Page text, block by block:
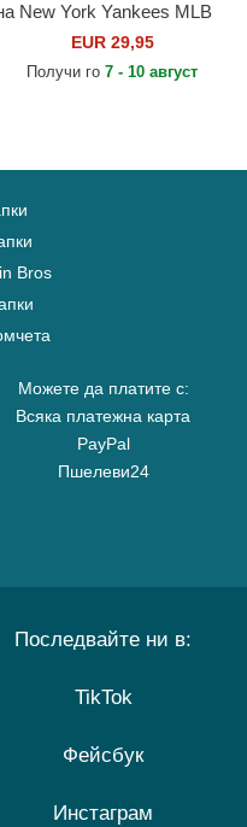
New York Yankees MLB
от New EraEUR 29,95
Получи го 7 - 10 август
Bros
Можете да платите с:
Всяка платежна карта
PayPal
Пшелеви24
Последвайте ни в:
TikTok
Фейсбук
Инстаграм